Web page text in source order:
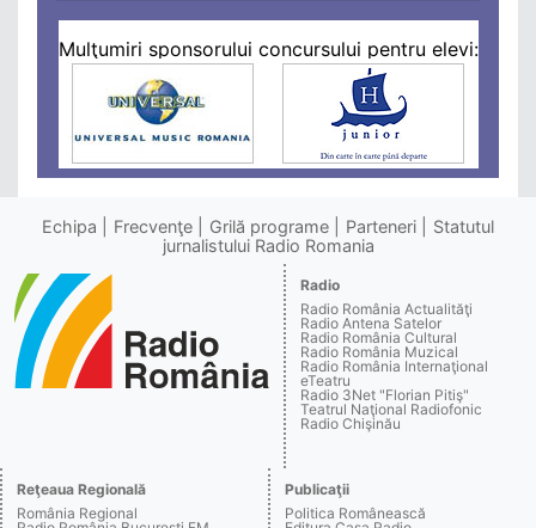
Mulţumiri sponsorului concursului pentru elevi:
Echipa Frecvenţe Grilă programe Parteneri
Statutul
jurnalistului Radio Romania
Radio
Radio România Actualităţi
Radio Antena Satelor
Radio România Cultural
Radio România Muzical
Radio România Internaţional
eTeatru
Radio 3Net "Florian Pitiş"
Teatrul Naţional Radiofonic
Radio Chişinău
Reţeaua Regională
România Regional
Publicaţii
Politica Românească